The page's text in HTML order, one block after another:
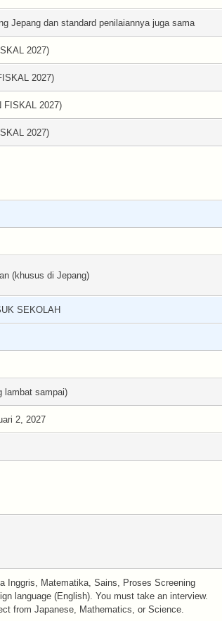
Jepang dan standard penilaiannya juga sama
2027)
2027)
FISKAL 2027)
2027)
(khusus di Jepang)
SEKOLAH
lambat sampai)
2, 2027
Inggris, Matematika, Sains, Proses Screening
language (English). You must take an interview.
from Japanese, Mathematics, or Science.